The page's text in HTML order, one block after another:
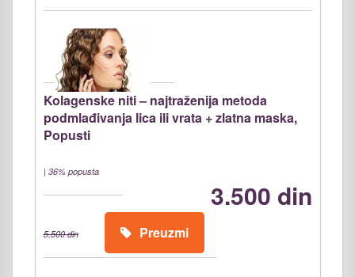
Kolagenske niti – najtraženija metoda
podmlađivanja lica ili vrata + zlatna maska,
Popusti
| 36% popusta
3.500 din
5.500 din Preuzmi